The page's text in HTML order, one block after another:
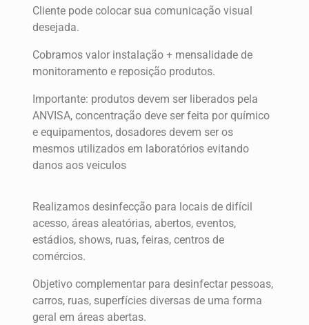
Cliente pode colocar sua comunicação visual
desejada.
Cobramos valor instalação + mensalidade de
monitoramento e reposição produtos.
Importante: produtos devem ser liberados pela
ANVISA, concentração deve ser feita por químico
e equipamentos, dosadores devem ser os
mesmos utilizados em laboratórios evitando
danos aos veiculos
Realizamos desinfecção para locais de difícil
acesso, áreas aleatórias, abertos, eventos,
estádios, shows, ruas, feiras, centros de
comércios.
Objetivo complementar para desinfectar pessoas,
carros, ruas, superfícies diversas de uma forma
geral em áreas abertas.